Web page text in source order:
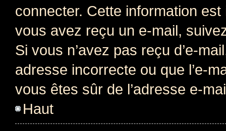
connecter. Cette information
vous avez reçu un e-mail,
Si vous n’avez pas reçu d’e-
adresse incorrecte ou que l’e-
vous êtes sûr de l’adresse e-
Haut